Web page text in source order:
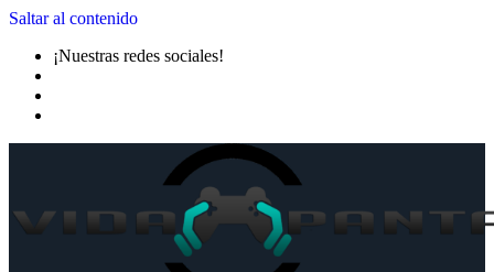
Saltar al contenido
¡Nuestras redes sociales!